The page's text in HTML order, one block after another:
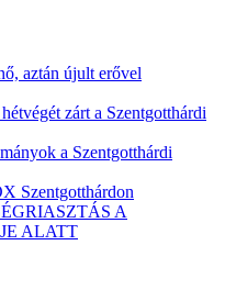
aztán újult erővel
zárt a Szentgotthárdi
a Szentgotthárdi
Szentgotthárdon
A
ALATT